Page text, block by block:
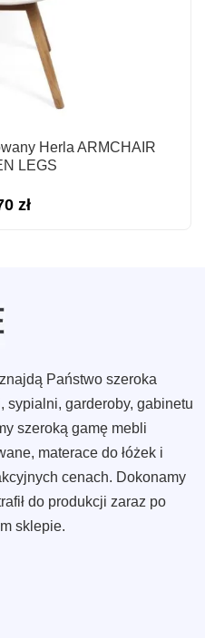
Herla ARMCHAIR
LEGS
zł
Państwo szeroka
sypialni, garderoby, gabinetu
szeroką gamę mebli
materace do łóżek i
cenach. Dokonamy
do produkcji zaraz po
sklepie.